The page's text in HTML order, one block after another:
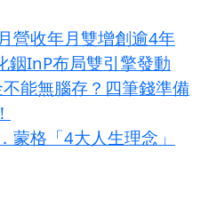
營收年月雙增創逾4年
銦InP布局雙引擎發動
不能無腦存？四筆錢準備
蒙格「4大人生理念」